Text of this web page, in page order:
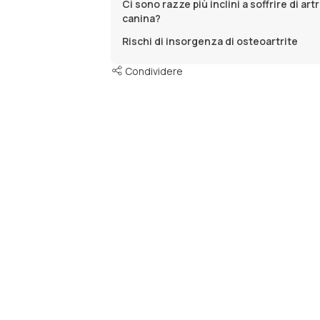
Ci sono razze più inclini a soffrire di
canina?
Rischi di insorgenza di osteoartrite
Condividere